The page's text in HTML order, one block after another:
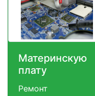
Материнскую
плату
Ремонт